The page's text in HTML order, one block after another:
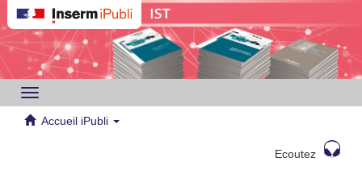
Toggle
navigation
Accueil iPubli
Ecoutez